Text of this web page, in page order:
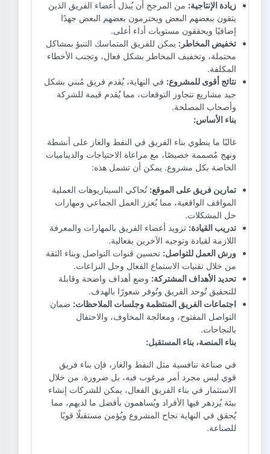
زيادة الإنتاجية: من المرجح أن يُبذل أعضاء الفريق الذين
يثقون ببعضهم البعض ويحترمون بعضهم البعض جهدًا
إضافيًا ويحققون مستويات أداء أعلى.
تخفيض المخاطر: يمكن للفريق المتماسك التنبؤ بمشاكل
محتملة، وتخفيف المخاطر بشكل فعال، وتجنب الأخطاء
المكلفة.
نتائج أقوى للمشروع: في النهاية، يُقدم فريق مُبني بشكل
جيد مشاريع تتجاوز التوقعات، مما يُقدم قيمة للشركة
وأصحاب المصلحة.
بناء الأساس:
غالبًا ما ينطوي بناء الفريق في النفط والغاز على أنشطة
ونهج مُصممة خصيصًا، مع مراعاة الاحتياجات والديناميات
الخاصة بكل مشروع. يمكن أن تشمل هذه:
تمارين فريق على الموقع: تُحاكي السيناريوهات العملية
المواقف الواقعية، مما يُعزز العمل الجماعي ومهارات
حل المشكلات.
تدريب القيادة: تزويد أعضاء الفريق بالمهارات والمعرفة
اللازمة لقيادة وتوجيه الآخرين بفعالية.
ورش العمل للتواصل: تحسين قنوات التواصل وبناء الثقة
من خلال تقنيات الاستماع الفعال وحل النزاعات.
تحديد الأهداف المشتركة: وضع أهداف واضحة وقابلة
للتحقيق تُوحد الفريق وتُوفر شعورًا بالهدف.
اجتماعات الفريق المنتظمة وجلسات الملاحظات: ضمان
التواصل المفتوح، ومعالجة المخاوف، والاحتفال
بالنجاحات.
بناء المنصة، بناء المستقبل:
في صناعة تنافسية مثل النفط والغاز، فإن بناء فريق
قوي ليس مجرد أمر مرغوب فيه، بل ضرورة. من خلال
الاستثمار في بناء الفريق الفعال، يمكن للشركات إنشاء
بيئة يُزدهر فيها الأفراد ويُساهمون بأفضل ما لديهم، مما
يُحقق في النهاية نجاح المشروع ويُؤمن مستقبلًا قويًا
للصناعة.